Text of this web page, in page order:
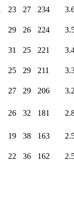
23 27 234
29 26 224
31 25 221
25 29 211
27 29 206
26 32 181
19 38 163
22 36 162